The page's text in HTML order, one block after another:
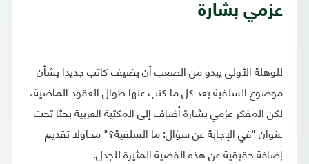
عزمي بشارة
للوهلة الأولى يبدو من الصعب أن يضيف كاتب جديدا بشأن
موضوع السلفية بعد كل ما كتب عنها طوال العقود الماضية،
لكن المفكر عزمي بشارة أضاف إلى المكتبة العربية بحثا تحت
عنوان "في الإجابة عن سؤال: ما السلفية؟" محاولا تقديم
إضافة حقيقية عن هذه القضية المثيرة للجدل.